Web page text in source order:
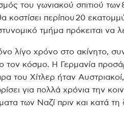
του γωνιακού σπιτιού
κοστίσει περίπου 20
τμήμα πρόκειται να
λίγο χρόνο στο ακίνητο,
κόσμο. Η Γερμανία
του Χίτλερ ήταν Αυστριακοί,
για πολλά χρόνια την
των Ναζί πριν και κατά τη